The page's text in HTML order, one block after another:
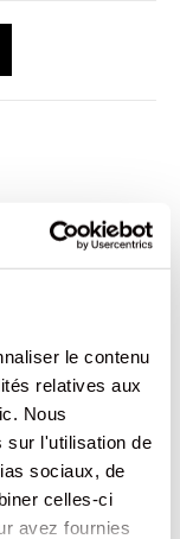
le contenu
relatives aux
Nous
sur l'utilisation de
sociaux, de
celles-ci
avez fournies
Crazy
partout
et différenciante
du marché.